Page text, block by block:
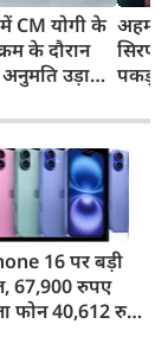
CM योगी के
के दौरान
अनुमति उड़ाया
गिरफ्तार
सिरप
पकड़ा
रुपए
जब्त
16 पर बड़ी
67,900 रुपए
फोन 40,612 रुपए